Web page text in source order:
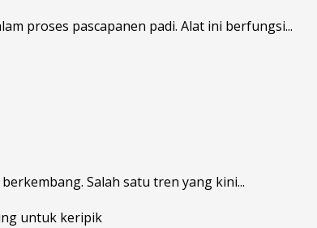
proses pascapanen padi. Alat ini berfungsi...
Salah satu tren yang kini...